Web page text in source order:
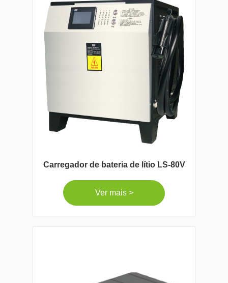
Carregador de bateria de lítio LS-80V
Ver mais >